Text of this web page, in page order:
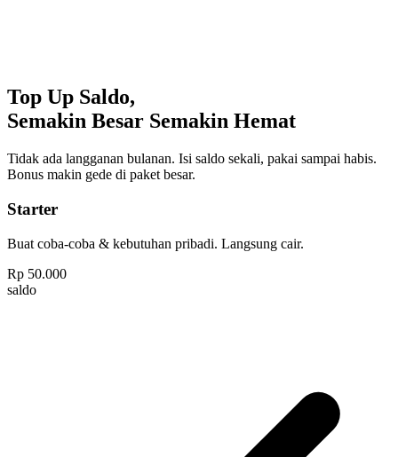
Top Up Saldo,
Semakin Besar Semakin Hemat
Tidak ada langganan bulanan. Isi saldo sekali, pakai sampai habis.
Bonus makin gede di paket besar.
Starter
Buat coba-coba & kebutuhan pribadi. Langsung cair.
Rp 50.000
saldo